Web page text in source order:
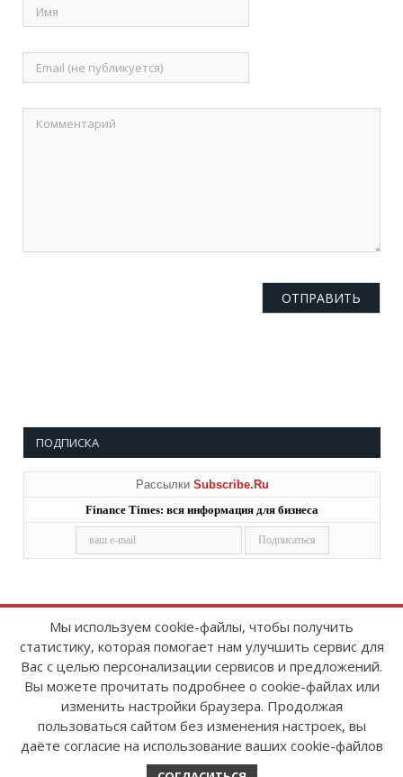
ПОДПИСКА
Рассылки Subscribe.Ru
Finance Times: вся информация для бизнеса
Copyright © 2008-2026FinanceTimes
Зарегистрировано в Роскомнадзоре
Свидетельство о регистрации СМИ:
серия Эл № ФС77-86300 от 10 ноября 2023 г
Мы используем cookie-файлы, чтобы получить
статистику, которая помогает нам улучшить сервис для
Вас с целью персонализации сервисов и предложений.
Вы можете прочитать подробнее о cookie-файлах или
изменить настройки браузера. Продолжая
пользоваться сайтом без изменения настроек, вы
даёте согласие на использование ваших cookie-файлов